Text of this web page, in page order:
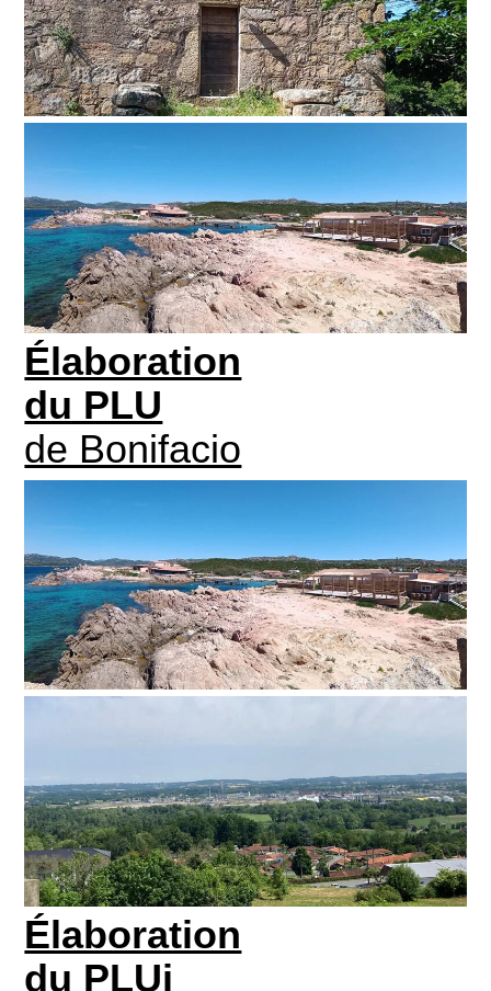
Élaboration
du PLU
de Bonifacio
Élaboration
du PLUi